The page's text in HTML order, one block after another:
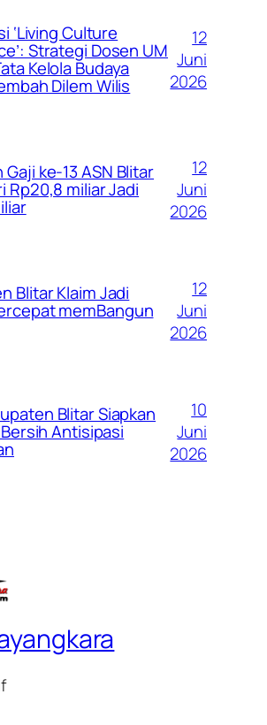
‘Living Culture
Strategi Dosen UM
Kelola Budaya
Dilem Wilis
12
Juni
2026
ke-13 ASN Blitar
Rp20,8 miliar Jadi
12
Juni
2026
Blitar Klaim Jadi
memBangun
12
Juni
2026
Blitar Siapkan
Antisipasi
10
Juni
2026